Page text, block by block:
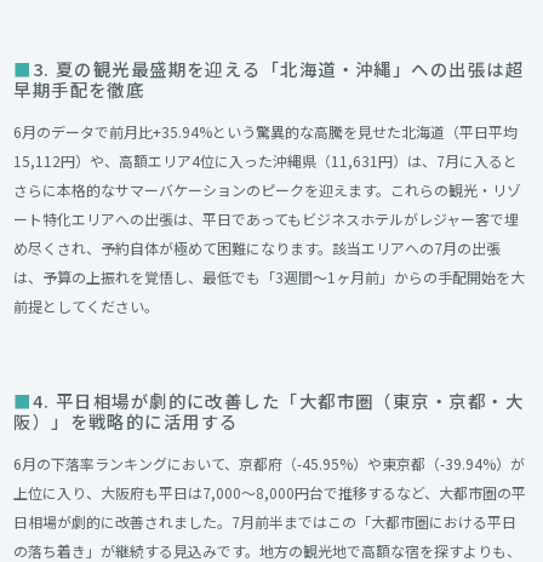
3. 夏の観光最盛期を迎える「北海道・沖縄」への出張は超
早期手配を徹底
6月のデータで前月比+35.94%という驚異的な高騰を見せた北海道（平日平均
15,112円）や、高額エリア4位に入った沖縄県（11,631円）は、7月に入ると
さらに本格的なサマーバケーションのピークを迎えます。これらの観光・リゾ
ート特化エリアへの出張は、平日であってもビジネスホテルがレジャー客で埋
め尽くされ、予約自体が極めて困難になります。該当エリアへの7月の出張
は、予算の上振れを覚悟し、最低でも「3週間〜1ヶ月前」からの手配開始を大
前提としてください。
4. 平日相場が劇的に改善した「大都市圏（東京・京都・大
阪）」を戦略的に活用する
6月の下落率ランキングにおいて、京都府（-45.95%）や東京都（-39.94%）が
上位に入り、大阪府も平日は7,000〜8,000円台で推移するなど、大都市圏の平
日相場が劇的に改善されました。7月前半まではこの「大都市圏における平日
の落ち着き」が継続する見込みです。地方の観光地で高額な宿を探すよりも、